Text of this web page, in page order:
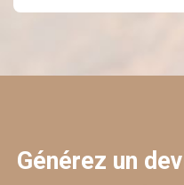
Générez un